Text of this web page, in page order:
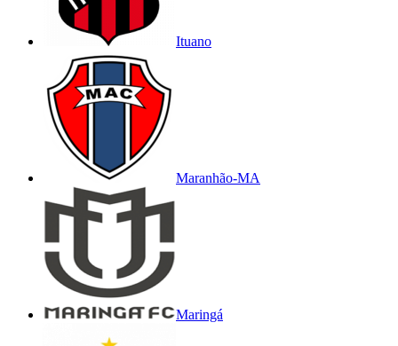
Ituano
Maranhão-MA
Maringá